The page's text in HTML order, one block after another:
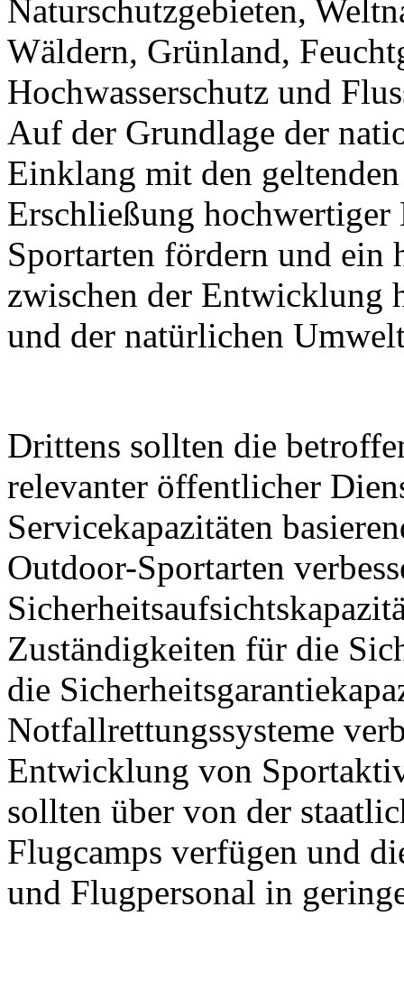
Naturschutzgebieten,
Wäldern, Grünland,
Hochwasserschutz und
Auf der Grundlage der
Einklang mit den
Erschließung
Sportarten fördern und ein
zwischen der Entwicklung
und der natürlichen
Drittens sollten die
relevanter öffentlicher
Servicekapazitäten
Outdoor-Sportarten
Zuständigkeiten für die
die
Notfallrettungssysteme
Entwicklung von
sollten über von der
Flugcamps verfügen und
und Flugpersonal in